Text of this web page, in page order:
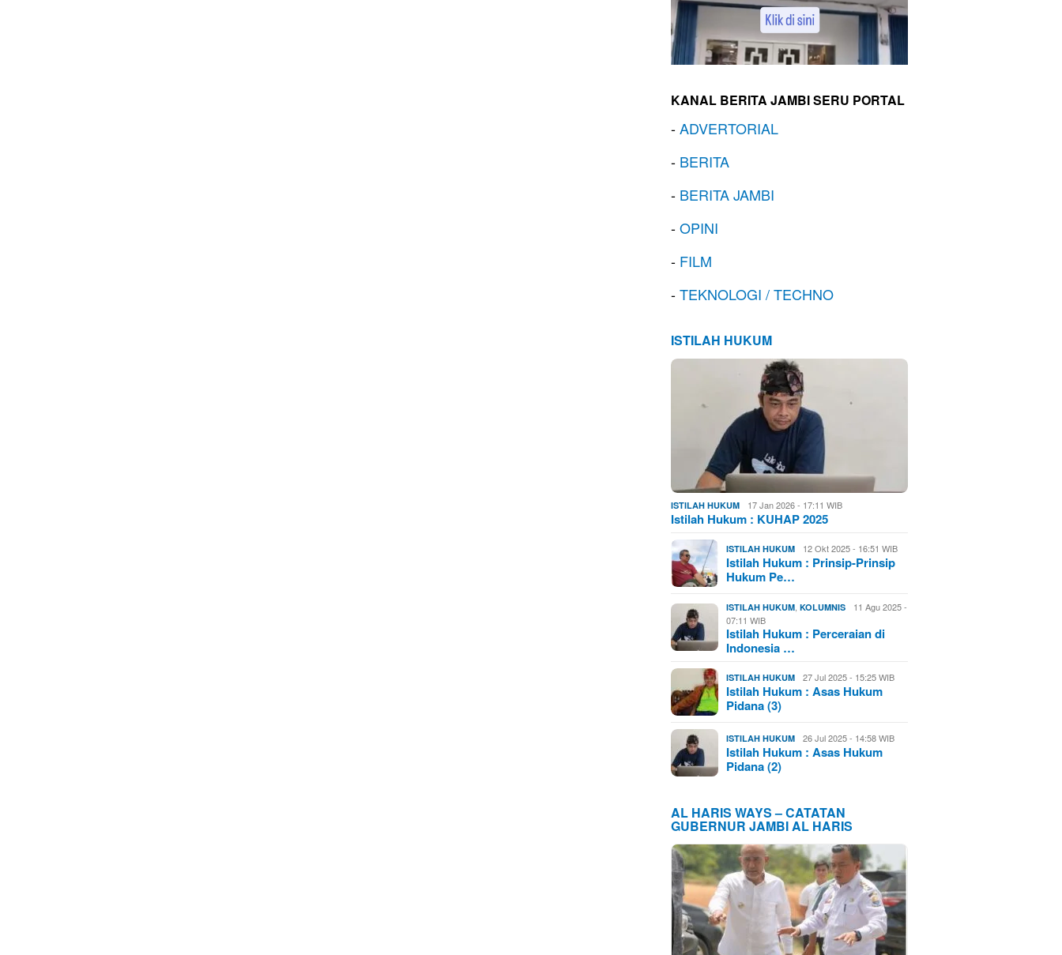
KANAL BERITA JAMBI SERU PORTAL
-ADVERTORIAL
- BERITA
- BERITA JAMBI
-OPINI
- FILM
-TEKNOLOGI / TECHNO
ISTILAH HUKUM
ISTILAH HUKUM 17 Jan 2026 - 17:11 WIB
Istilah Hukum : KUHAP 2025
ISTILAH HUKUM 12 Okt 2025 - 16:51 WIB
Istilah Hukum : Prinsip-Prinsip
Hukum Pe…
ISTILAH HUKUM ,KOLUMNIS
11 Agu 2025 -
07:11 WIB
Istilah Hukum : Perceraian di
Indonesia …
ISTILAH HUKUM 27 Jul 2025 - 15:25 WIB
Istilah Hukum : Asas Hukum
Pidana (3)
ISTILAH HUKUM 26 Jul 2025 - 14:58 WIB
Istilah Hukum : Asas Hukum
Pidana (2)
AL HARIS WAYS – CATATAN
GUBERNUR JAMBI AL HARIS